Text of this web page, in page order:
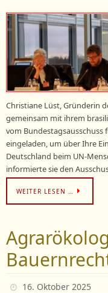
Christiane Lüst, Gründerin
gemeinsam mit ihrem
vom
eingeladen, um über Ihre
Deutschland beim UN-
informierte sie den
WEITER LESEN …
16. Oktober 2025